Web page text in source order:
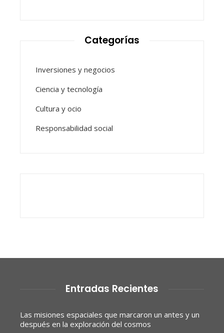
Categorías
Inversiones y negocios
Ciencia y tecnología
Cultura y ocio
Responsabilidad social
Entradas Recientes
Las misiones espaciales que marcaron un antes y un
después en la exploración del cosmos